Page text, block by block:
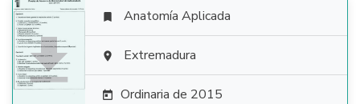

 Anatomía Aplicada
 Extremadura
 Ordinaria de 2015